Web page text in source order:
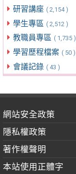
研習講座 ( 2,154 )
學生專區 ( 2,512 )
教職員專區 ( 1,735 )
學習歷程檔案 ( 50 )
會議記錄 ( 43 )
網站安全政策
隱私權政策
著作權聲明
本站使用正體字